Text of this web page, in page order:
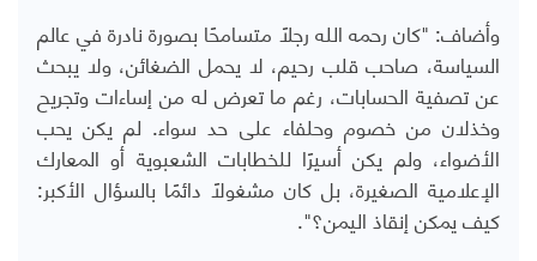
وأضاف: "كان رحمه الله رجلًا متسامحًا بصورة نادرة في عالم
السياسة، صاحب قلب رحيم، لا يحمل الضغائن، ولا يبحث
عن تصفية الحسابات، رغم ما تعرض له من إساءات وتجريح
وخذلان من خصوم وحلفاء على حد سواء. لم يكن يحب
الأضواء، ولم يكن أسيرًا للخطابات الشعبوية أو المعارك
الإعلامية الصغيرة، بل كان مشغولًا دائمًا بالسؤال الأكبر:
كيف يمكن إنقاذ اليمن؟".